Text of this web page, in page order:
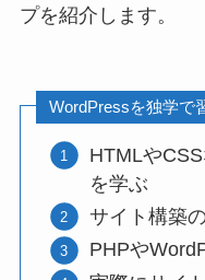
プを紹介します。
WordPressを独学で
HTMLや
を学ぶ
サイト構築
PHPや